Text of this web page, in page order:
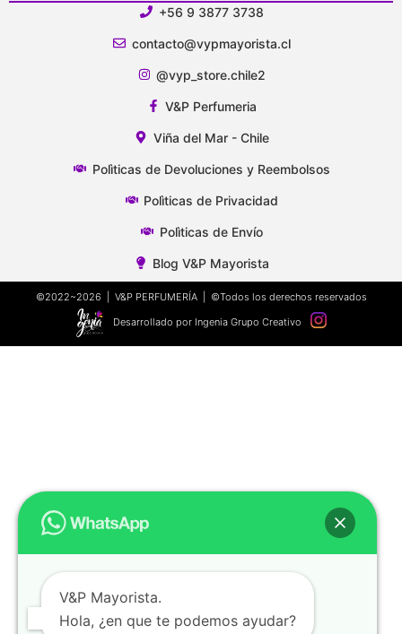
+56 9 3877 3738
contacto@vypmayorista.cl
@vyp_store.chile2
V&P Perfumeria
Viña del Mar - Chile
Polìticas de Devoluciones y Reembolsos
Polìticas de Privacidad
Polìticas de Envío
Blog V&P Mayorista
©2022~2026 | V&P PERFUMERÍA | ©Todos los derechos reservados
Desarrollado por Ingenia Grupo Creativo
V&P Mayorista.
Hola, ¿en que te podemos ayudar?